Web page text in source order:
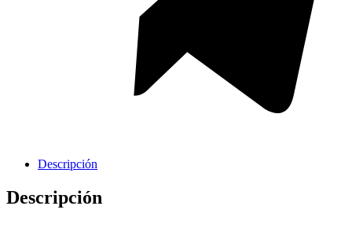
Descripción
Descripción